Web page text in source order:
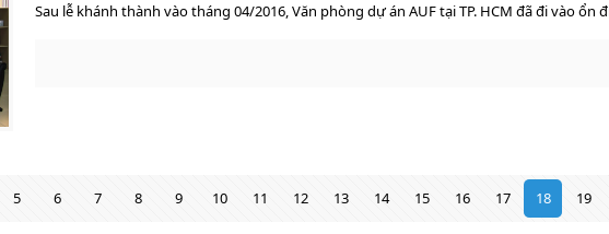
Sau lễ khánh thành vào tháng 04/2016, Văn phòng dự án AUF tại TP. HCM đã đi vào
5 6 7 8 9 10 11 12 13 14 15 16 17 18 19